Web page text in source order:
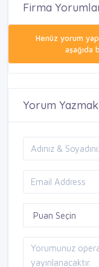
Firma
Henüz yorum
aşağıda
Yorum